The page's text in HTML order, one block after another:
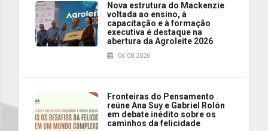
Nova estrutura do Mackenzie
voltada ao ensino, à
capacitação e à formação
executiva é destaque na
abertura da Agroleite 2026
06.08.2026
Fronteiras do Pensamento
reúne Ana Suy e Gabriel Rolón
em debate inédito sobre os
caminhos da felicidade